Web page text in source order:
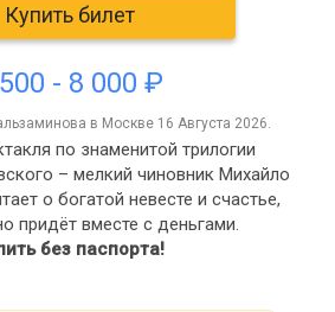
Купить билет
- 8 000 ₽
в Москве 16 Августа 2026.
по знаменитой трилогии
– мелкий чиновник Михайло
о богатой невесте и счастье,
придёт вместе с деньгами.
без паспорта!